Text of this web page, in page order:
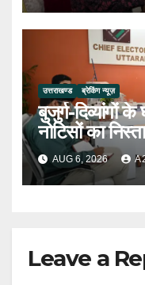
उत्तराखण्ड ब्रेकिंग न्यूज़
बुजुर्ग-दिव्यांगों
नोटिसों का
AUG 6, 2026
Leave a